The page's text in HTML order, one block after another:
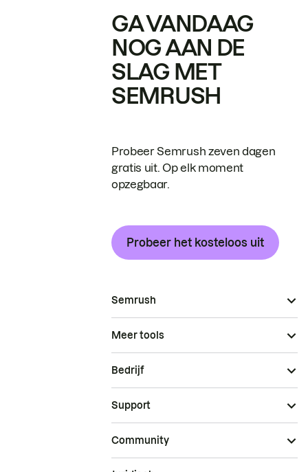
GA VANDAAG
NOG AAN DE
SLAG MET
SEMRUSH
Probeer Semrush zeven dagen
gratis uit. Op elk moment
opzegbaar.
Probeer het kosteloos uit
Semrush
Meer tools
Bedrijf
Support
Community